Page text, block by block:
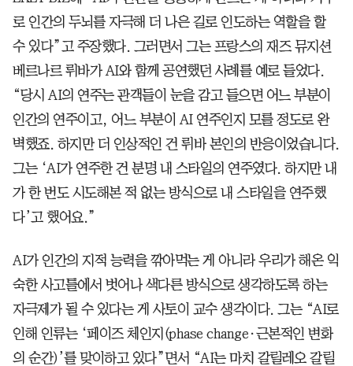
로 인간의 두뇌를 자극해 더 나은 길로 인도하는 역할을 할
수 있다”고 주장했다. 그러면서 그는 프랑스의 재즈 뮤지션
베르나르 뤼바가 AI와 함께 공연했던 사례를 예로 들었다.
“당시 AI의 연주는 관객들이 눈을 감고 들으면 어느 부분이
인간의 연주이고, 어느 부분이 AI 연주인지 모를 정도로 완
벽했죠. 하지만 더 인상적인 건 뤼바 본인의 반응이었습니다.
그는 ‘AI가 연주한 건 분명 내 스타일의 연주였다. 하지만 내
가 한 번도 시도해본 적 없는 방식으로 내 스타일을 연주했
다’고 했어요.”
AI가 인간의 지적 능력을 깎아먹는 게 아니라 우리가 해온 익
숙한 사고틀에서 벗어나 색다른 방식으로 생각하도록 하는
자극제가 될 수 있다는 게 사토이 교수 생각이다. 그는 “AI로
인해 인류는 ‘페이즈 체인지(phase change·근본적인 변화
의 순간)’를 맞이하고 있다”면서 “AI는 마치 갈릴레오 갈릴